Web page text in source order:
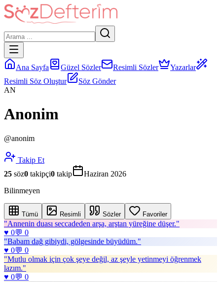
Ana Sayfa Güzel Sözler Resimli Sözler
Yazarlar
Resimli Söz Oluştur
Söz Gönder
AN
Anonim
@anonim
Takip Et
25 söz0 takipçi0 takip
Haziran 2026
Bilinmeyen
Tümü Resimli Sözler Favoriler
"Annenin duası seccadeden arşa, arştan yüreğine düşer."
♥ 0💬 0
"Babam dağ gibiydi, gölgesinde büyüdüm."
♥ 0💬 0
"Mutlu olmak için çok şeye değil, az şeyle yetinmeyi öğrenmek
lazım."
♥ 0💬 0